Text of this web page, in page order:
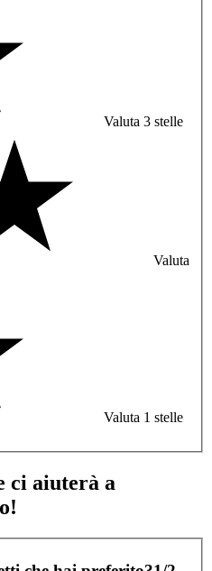
Valuta 3 stelle
Valuta
Valuta 1 stelle
ci aiuterà a